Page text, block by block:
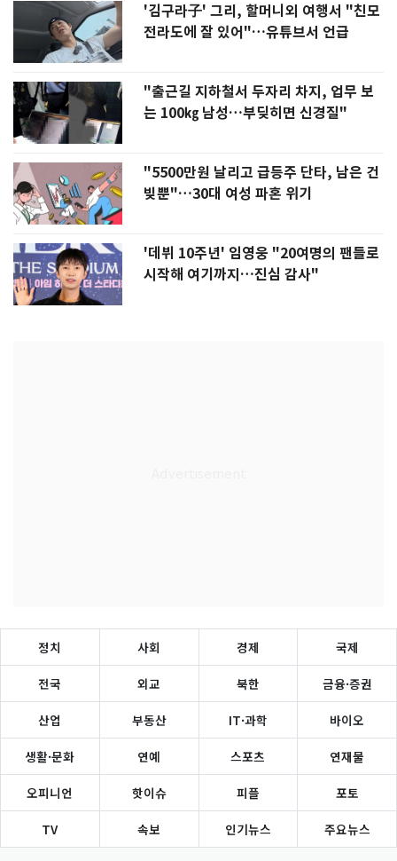
'김구라子' 그리, 할머니외 여행서 "친모
전라도에 잘 있어"…유튜브서 언급
"출근길 지하철서 두자리 차지, 업무 보
는 100㎏ 남성…부딪히면 신경질"
"5500만원 날리고 급등주 단타, 남은 건
빚뿐"…30대 여성 파혼 위기
'데뷔 10주년' 임영웅 "20여명의 팬들로
시작해 여기까지…진심 감사"
정치 사회 경제 국제
전국 외교 북한 금융·증권
산업 부동산 IT·과학 바이오
생활·문화 연예 스포츠 연재물
오피니언 핫이슈 피플 포토
TV 속보 인기뉴스 주요뉴스